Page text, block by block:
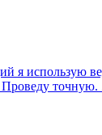
я
точную.